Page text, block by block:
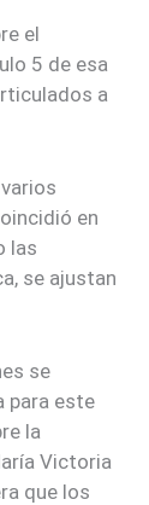
el
5 de esa
a
en
las
se ajustan
se
para este
la
Victoria
que los